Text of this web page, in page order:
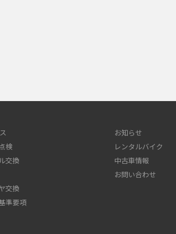
検
交換
交換
準要項
お知らせ
レンタルバイク
中古車情報
お問い合わせ